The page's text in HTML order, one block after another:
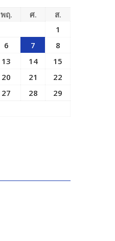
พฤ. ศ.
ส.
1
6 7
8
13 14
15
20 21
22
27 28
29